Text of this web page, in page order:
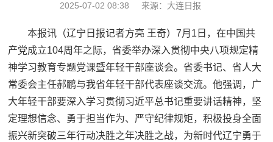
2025-07-02 08:38 来源：大连日报
本报讯（辽宁日报记者方亮 王奇）7月1日，在中国共
产党成立104周年之际，省委举办深入贯彻中央八项规定精
神学习教育专题党课暨年轻干部座谈会。省委书记、省人大
常委会主任郝鹏与我省年轻干部代表座谈交流。他强调，广
大年轻干部要深入学习贯彻习近平总书记重要讲话精神，坚
定理想信念、勇于担当作为、严守纪律规矩，积极投身全面
振兴新突破三年行动决胜之年决胜之战，为新时代辽宁勇于